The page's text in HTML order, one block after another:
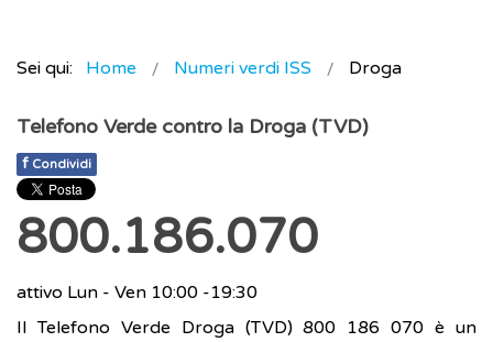
Sei qui: Home Numeri verdi ISS Droga
Telefono Verde contro la Droga (TVD)
f Condividi
800.186.070
attivo Lun - Ven 10:00 -19:30
Il Telefono Verde Droga (TVD) 800 186 070 è un